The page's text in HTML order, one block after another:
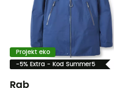
Projekt eko
-5% Extra - Kod Summer5
Rab